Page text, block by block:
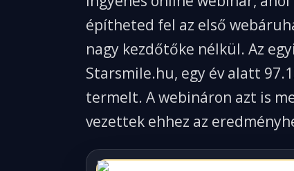
építheted fel az első
nagy kezdőtőke nélkül. Az
Starsmile.hu, egy év alatt
termelt. A webináron azt is
vezettek ehhez az